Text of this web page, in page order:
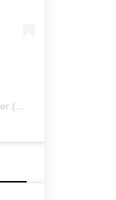
Um post compartilhado por Heitor Férrer (@heitor_ferrer77)